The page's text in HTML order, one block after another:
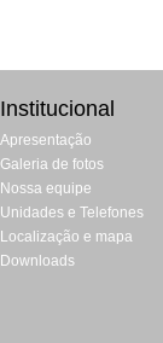
Institucional
Apresentação
Galeria de fotos
Nossa equipe
Unidades e Telefones
Localização e mapa
Downloads